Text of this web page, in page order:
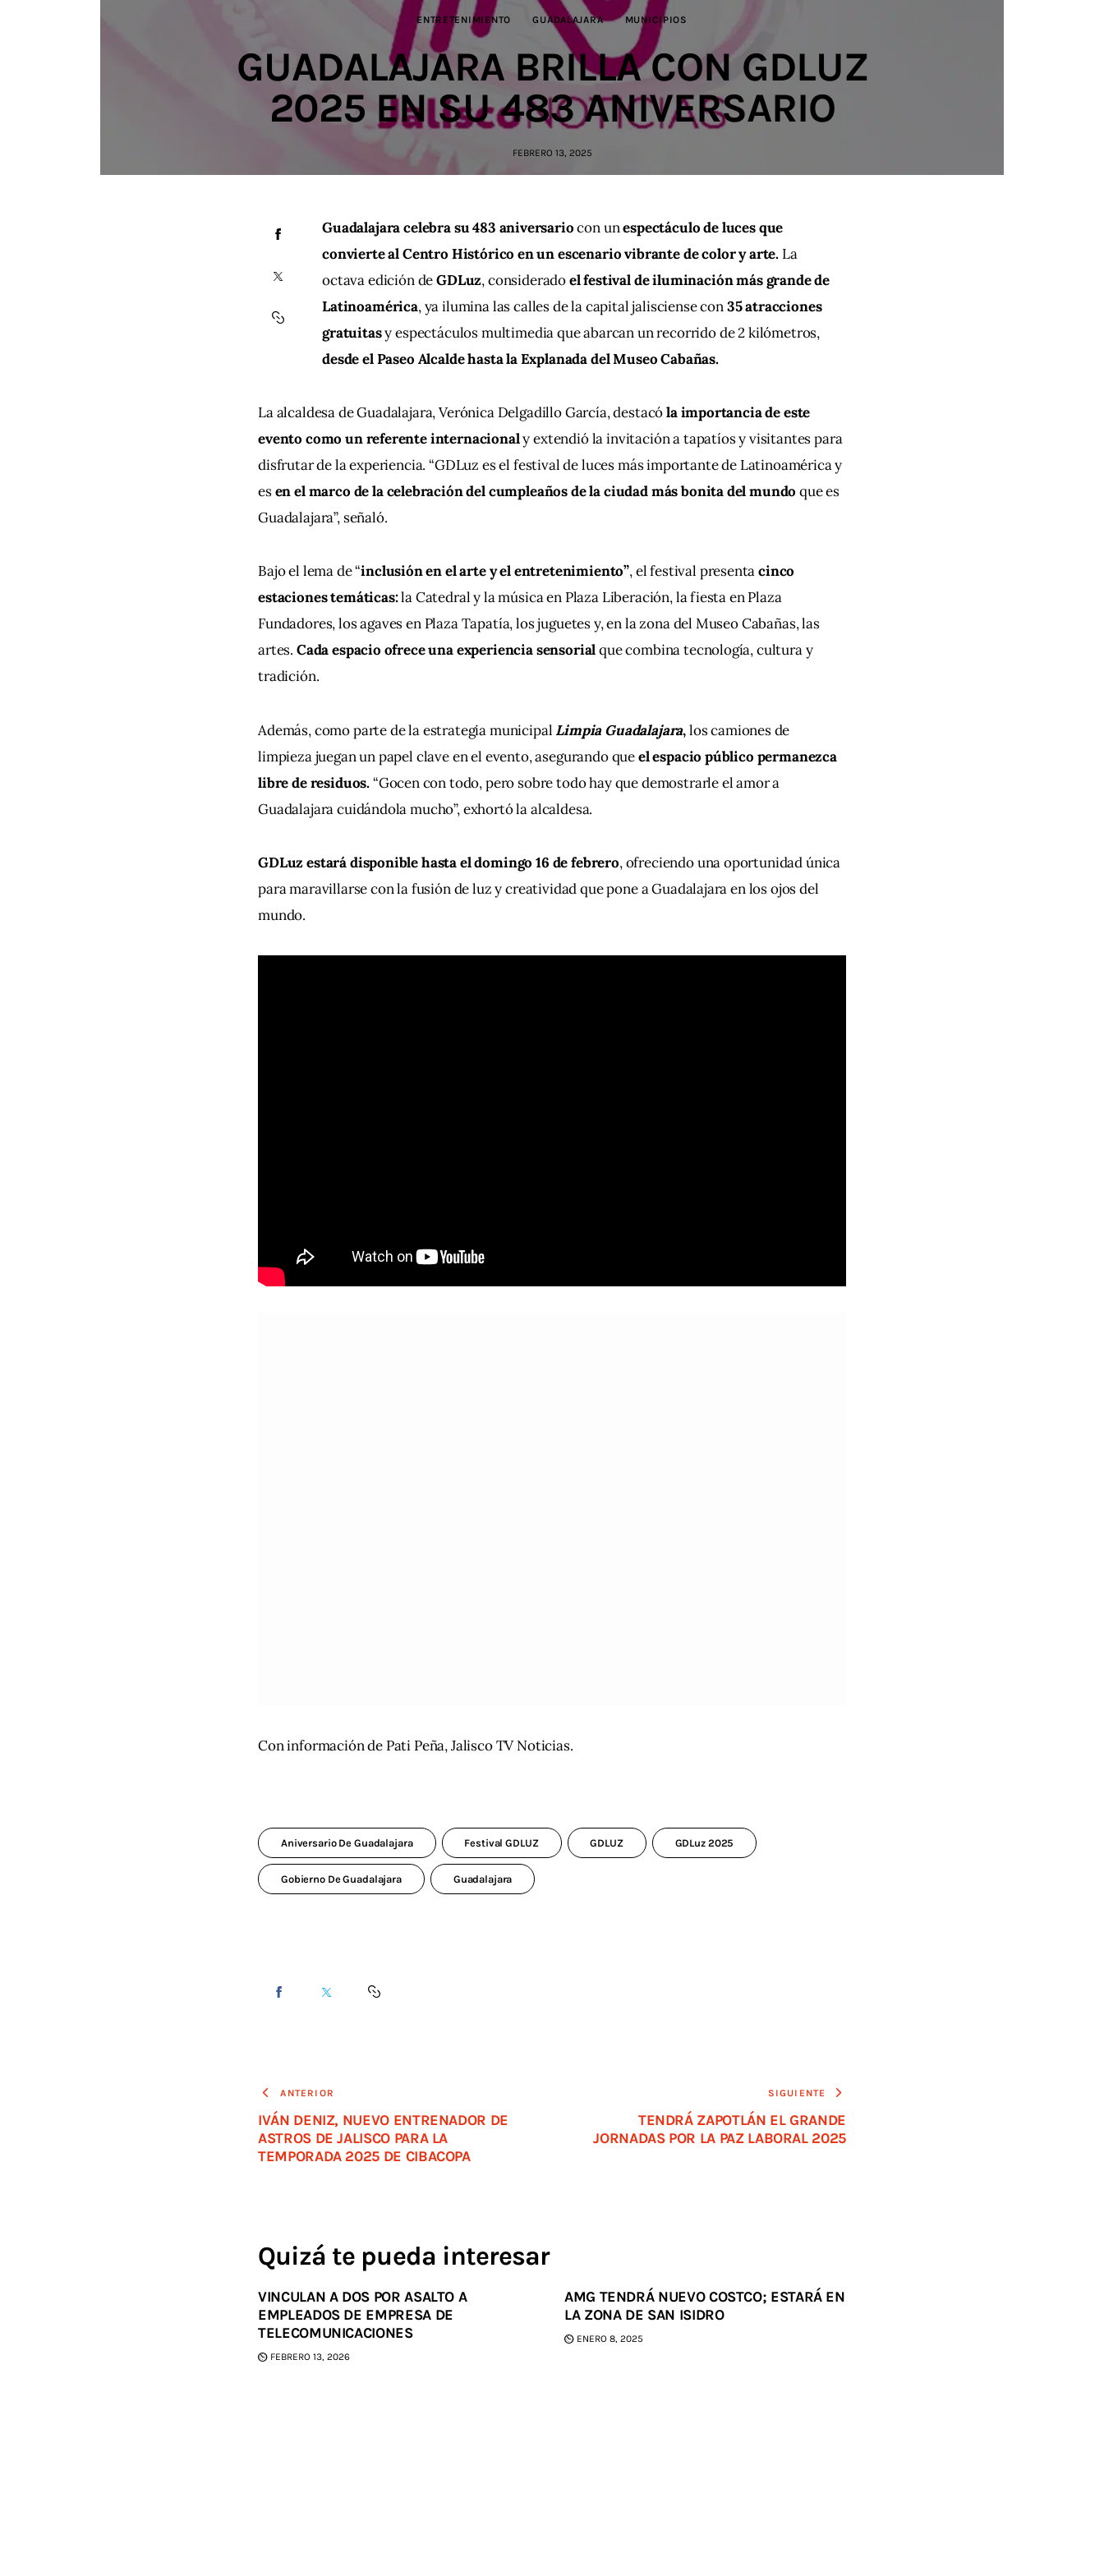
ENTRETENIMIENTO GUADALAJARA MUNICIPIOS
GUADALAJARA BRILLA CON GDLUZ
2025 EN SU 483 ANIVERSARIO
FEBRERO 13, 2025
Guadalajara celebra su 483 aniversario con un espectáculo de luces que
convierte al Centro Histórico en un escenario vibrante de color y arte. La
octava edición de GDLuz, considerado el festival de iluminación más grande de
Latinoamérica, ya ilumina las calles de la capital jalisciense con 35 atracciones
gratuitas y espectáculos multimedia que abarcan un recorrido de 2 kilómetros,
desde el Paseo Alcalde hasta la Explanada del Museo Cabañas.
La alcaldesa de Guadalajara, Verónica Delgadillo García, destacó la importancia de este
evento como un referente internacional y extendió la invitación a tapatíos y visitantes para
disfrutar de la experiencia. “GDLuz es el festival de luces más importante de Latinoamérica y
es en el marco de la celebración del cumpleaños de la ciudad más bonita del mundo que es
Guadalajara”, señaló.
Bajo el lema de “inclusión en el arte y el entretenimiento”, el festival presenta cinco
estaciones temáticas: la Catedral y la música en Plaza Liberación, la fiesta en Plaza
Fundadores, los agaves en Plaza Tapatía, los juguetes y, en la zona del Museo Cabañas, las
artes. Cada espacio ofrece una experiencia sensorial que combina tecnología, cultura y
tradición.
Además, como parte de la estrategia municipal Limpia Guadalajara, los camiones de
limpieza juegan un papel clave en el evento, asegurando que el espacio público permanezca
libre de residuos. “Gocen con todo, pero sobre todo hay que demostrarle el amor a
Guadalajara cuidándola mucho”, exhortó la alcaldesa.
GDLuz estará disponible hasta el domingo 16 de febrero, ofreciendo una oportunidad única
para maravillarse con la fusión de luz y creatividad que pone a Guadalajara en los ojos del
mundo.
Con información de Pati Peña, Jalisco TV Noticias.
Aniversario De Guadalajara Festival GDLUZ GDLUZ GDLuz 2025
Gobierno De Guadalajara Guadalajara
ANTERIOR
IVÁN DENIZ, NUEVO ENTRENADOR DE
ASTROS DE JALISCO PARA LA
TEMPORADA 2025 DE CIBACOPA
SIGUIENTE
TENDRÁ ZAPOTLÁN EL GRANDE
JORNADAS POR LA PAZ LABORAL 2025
Quizá te pueda interesar
VINCULAN A DOS POR ASALTO A
EMPLEADOS DE EMPRESA DE
TELECOMUNICACIONES
FEBRERO 13, 2026
AMG TENDRÁ NUEVO COSTCO; ESTARÁ EN
LA ZONA DE SAN ISIDRO
ENERO 8, 2025